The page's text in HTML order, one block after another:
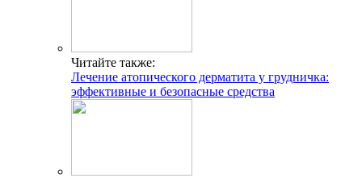
Читайте также:
Лечение атопического дерматита у грудничка:
эффективные и безопасные средства